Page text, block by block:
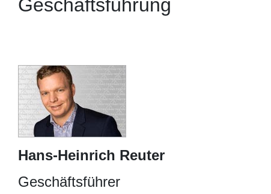
Geschäftsführung
Hans-Heinrich Reuter
Geschäftsführer